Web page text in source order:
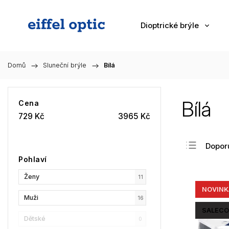
Dioptrické brýle
Domů / Sluneční brýle / Bílá
Cena
729 Kč 3965 Kč
Pohlaví
Ženy 11
Muži 16
Dětské 0
Bílá